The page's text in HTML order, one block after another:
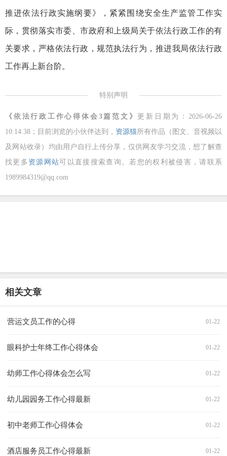
推进依法行政实施纲要》，紧紧围绕安全生产监管工作实
际，贯彻落实市委、市政府和上级局关于依法行政工作的有
关要求，严格依法行政，规范执法行为，推进我局依法行政
工作再上新台阶。
特别声明
《依法行政工作心得体会3篇范文》
更新日期为：2026-06-26
10:14:38；目前浏览的小伙伴达到
， 资源猫 所有作品（图文、音视频以
及网站收录）均由用户自行上传分享，仅供网友学习交流，想了解查
找更多 资源网站可以直接搜索查询。若您的权利被侵害，请联系
1989984319@qq.com
相关文章
01-22
营运文员工作的心得
01-22
眼科护士年终工作心得体会
01-22
幼师工作心得体会怎么写
01-22
幼儿园园务工作心得最新
01-22
初中老师工作心得体会
01-22
酒店服务员工作心得最新